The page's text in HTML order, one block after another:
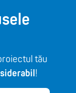
tău
!